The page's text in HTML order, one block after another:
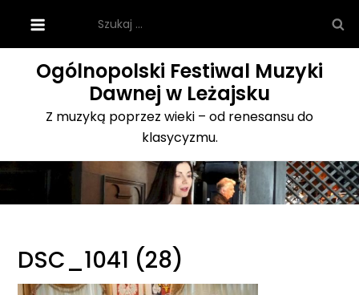
content
Ogólnopolski Festiwal Muzyki
Dawnej w Leżajsku
Z muzyką poprzez wieki – od renesansu do
klasycyzmu.
DSC_1041 (28)